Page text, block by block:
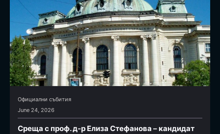
Официални събития
June 24, 2026
Среща с проф. д-р Елиза Стефанова – кандидат